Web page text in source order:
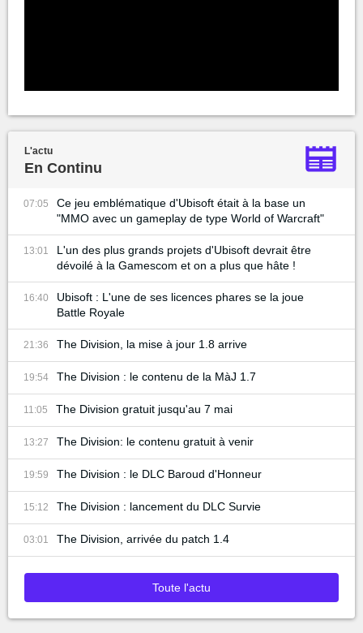
L'actu
En Continu
07:05
Ce jeu emblématique d'Ubisoft était à la base un
"MMO avec un gameplay de type World of Warcraft"
13:01
L'un des plus grands projets d'Ubisoft devrait être
dévoilé à la Gamescom et on a plus que hâte !
16:40
Ubisoft : L'une de ses licences phares se la joue
Battle Royale
21:36 The Division, la mise à jour 1.8 arrive
19:54 The Division : le contenu de la MàJ 1.7
11:05 The Division gratuit jusqu'au 7 mai
13:27 The Division: le contenu gratuit à venir
19:59 The Division : le DLC Baroud d'Honneur
15:12 The Division : lancement du DLC Survie
03:01 The Division, arrivée du patch 1.4
Toute l'actu